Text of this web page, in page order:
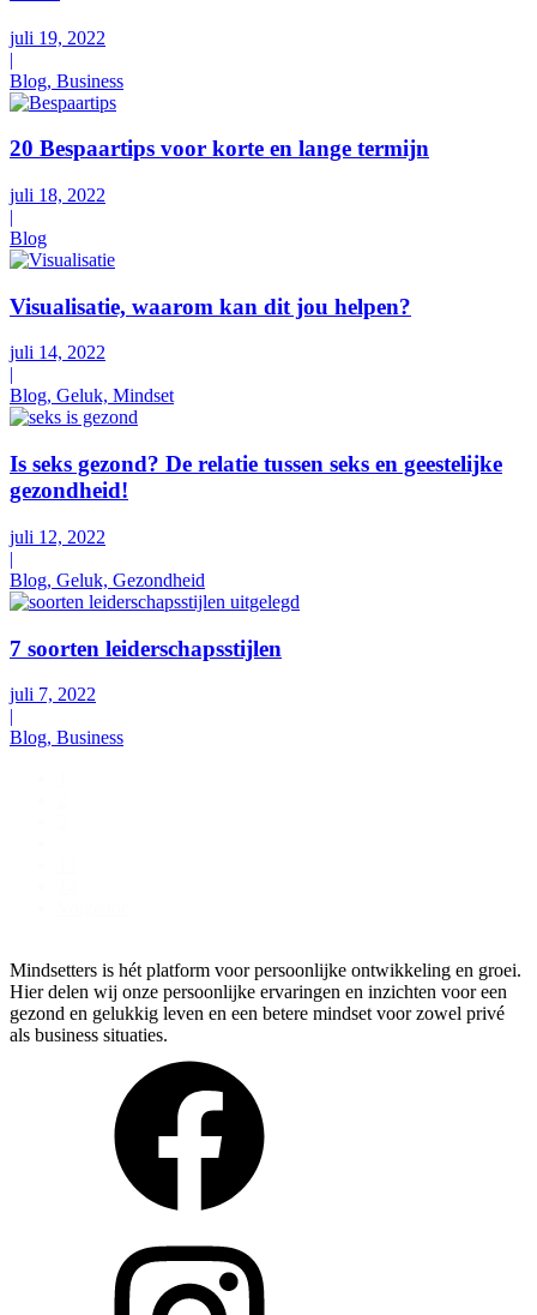
juli 19, 2022
|
Blog, Business
20 Bespaartips voor korte en lange termijn
juli 18, 2022
|
Blog
Visualisatie, waarom kan dit jou helpen?
juli 14, 2022
|
Blog, Geluk, Mindset
Is seks gezond? De relatie tussen seks en geestelijke
gezondheid!
juli 12, 2022
|
Blog, Geluk, Gezondheid
7 soorten leiderschapsstijlen
juli 7, 2022
|
Blog, Business
Mindsetters is hét platform voor persoonlijke ontwikkeling en groei.
Hier delen wij onze persoonlijke ervaringen en inzichten voor een
gezond en gelukkig leven en een betere mindset voor zowel privé
als business situaties.